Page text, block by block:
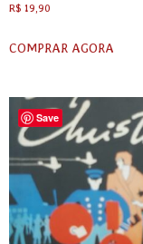
R$ 19,90
COMPRAR AGORA
Save